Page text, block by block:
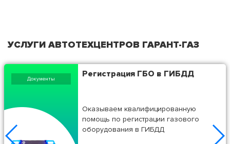
УСЛУГИ АВТОТЕХЦЕНТРОВ ГАРАНТ-ГАЗ
Документы Регистрация ГБО в ГИБДД
Оказываем квалифицированную
помощь по регистрации газового
оборудования в ГИБДД